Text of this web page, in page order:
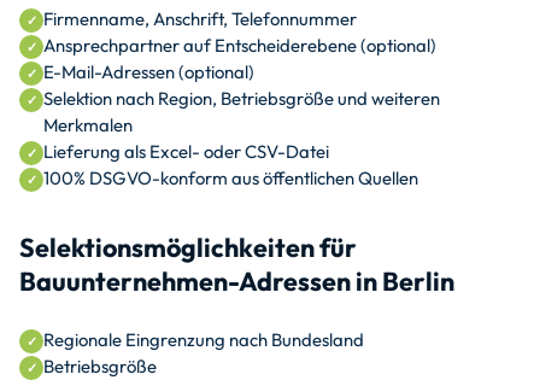
Firmenname, Anschrift, Telefonnummer
Ansprechpartner auf Entscheiderebene (optional)
E-Mail-Adressen (optional)
Selektion nach Region, Betriebsgröße und weiteren
Merkmalen
Lieferung als Excel- oder CSV-Datei
100% DSGVO-konform aus öffentlichen Quellen
Selektionsmöglichkeiten für
Bauunternehmen-Adressen in Berlin
Regionale Eingrenzung nach Bundesland
Betriebsgröße